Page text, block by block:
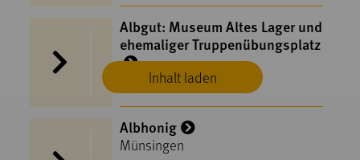
Inhalt laden
Albgut: Museum Altes Lager und
ehemaliger Truppenübungsplatz
Münsingen
Albhonig
Münsingen